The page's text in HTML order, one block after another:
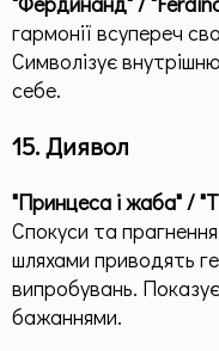
гармонії всупереч
Символізує
себе.
15. Диявол
"Принцеса і жаба" /
Спокуси та
шляхами приводять
випробувань.
бажаннями.